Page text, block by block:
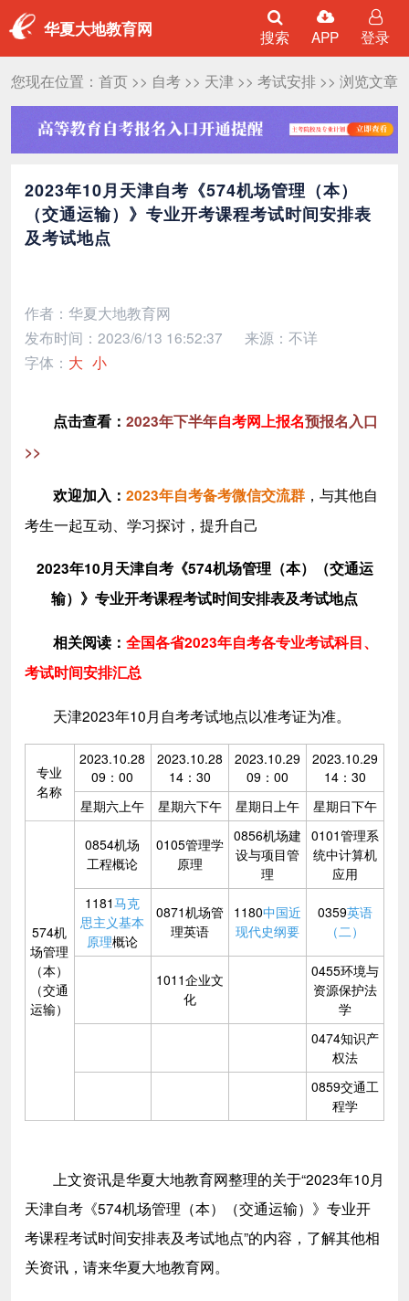
华夏大地教育网 搜索 APP 登录
您现在位置： 首页>> 自考>> 天津>> 考试安排>> 浏览文章
2023年10月天津自考《574机场管理（本）
（交通运输）》专业开考课程考试时间安排表
及考试地点
作者：华夏大地教育网
发布时间：2023/6/13 16:52:37
来源：不详
字体： 大 小
点击查看： 2023年下半年自考网上报名预报名入口
>>
欢迎加入： 2023年自考备考微信交流群，与其他自
考生一起互动、学习探讨，提升自己
2023年10月天津自考《574机场管理（本）（交通运
输）》专业开考课程考试时间安排表及考试地点
相关阅读： 全国各省2023年自考各专业考试科目、
考试时间安排汇总
天津2023年10月自考考试地点以准考证为准。
专业
名称
2023.10.28
09：00
2023.10.28
14：30
2023.10.29
09：00
2023.10.29
14：30
星期六上午
星期六下午 星期日上午 星期日下午
574机
场管理
（本）
（交通
运输）
0854机场
工程概论
0105管理学
原理
0856机场建
设与项目管
理
0101管理系
统中计算机
应用
1181马克
思主义基本
原理概论
0871机场管
理英语
1180中国近
现代史纲要
0359英语
（二）
1011企业文
化
0455环境与
资源保护法
学
0474知识产
权法
0859交通工
程学
上文资讯是华夏大地教育网整理的关于“2023年10月
天津自考《574机场管理（本）（交通运输）》专业开
考课程考试时间安排表及考试地点”的内容，了解其他相
关资讯，请来华夏大地教育网。